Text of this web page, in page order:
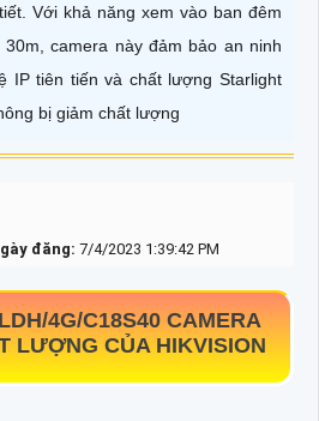
Với khả năng xem vào ban đêm
camera này đảm bảo an ninh
IP tiên tiến và chất lượng Starlight
bị giảm chất lượng
đăng: 7/4/2023 1:39:42 PM
4G/C18S40 CAMERA
LƯỢNG CỦA HIKVISION